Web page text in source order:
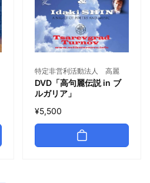
特定非営利活動法人 高麗
DVD「高句麗伝説 in ブ
ルガリア」
¥5,500